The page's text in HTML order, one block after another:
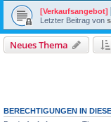
[Verkaufsangebot]
Letzter Beitrag von
Neues Thema
BERECHTIGUNGEN IN